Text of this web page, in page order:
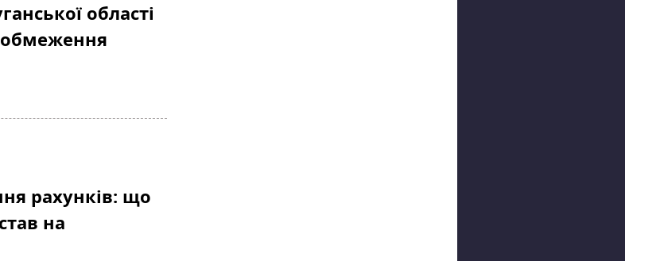
області
обмеження
рахунків: що
на